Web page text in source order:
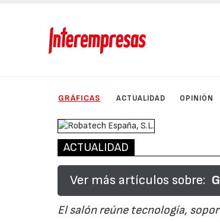
GRÁFICAS ACTUALIDAD OPINIÓN
ACTUALIDAD
Ver más artículos sobre:
El salón reúne tecnología,